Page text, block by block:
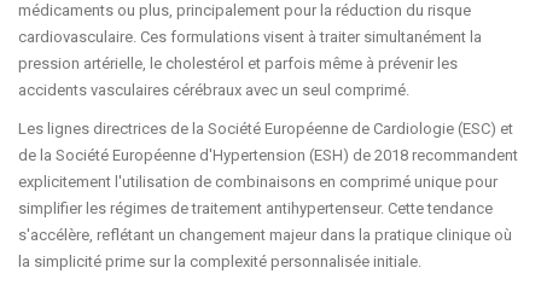
médicaments ou plus, principalement pour la réduction du risque
cardiovasculaire. Ces formulations visent à traiter simultanément la
pression artérielle, le cholestérol et parfois même à prévenir les
accidents vasculaires cérébraux avec un seul comprimé.
Les lignes directrices de la Société Européenne de Cardiologie (ESC) et
de la Société Européenne d'Hypertension (ESH) de 2018 recommandent
explicitement l'utilisation de combinaisons en comprimé unique pour
simplifier les régimes de traitement antihypertenseur. Cette tendance
s'accélère, reflétant un changement majeur dans la pratique clinique où
la simplicité prime sur la complexité personnalisée initiale.